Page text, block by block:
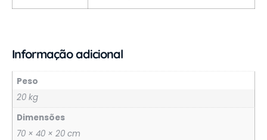
Informação adicional
Peso
20 kg
Dimensões
70 × 40 × 20 cm